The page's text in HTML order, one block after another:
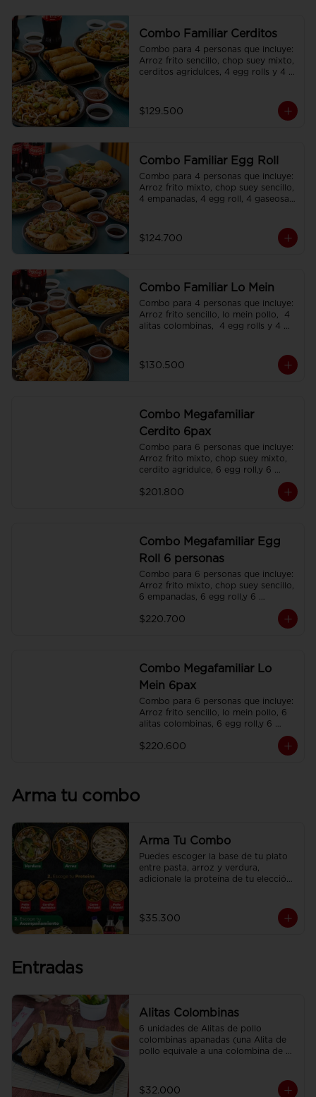
Combo Familiar Cerditos
Combo para 4 personas que incluye:
Arroz frito sencillo, chop suey mixto,
cerditos agridulces, 4 egg rolls y 4
$129.500
Combo Familiar Egg Roll
Combo para 4 personas que incluye:
Arroz frito mixto, chop suey sencillo,
4 empanadas, 4 egg roll, 4 gaseosas,
$124.700
Combo Familiar Lo Mein
Combo para 4 personas que incluye:
Arroz frito sencillo, lo mein pollo,  4
alitas colombinas,  4 egg rolls y 4
$130.500
Combo Megafamiliar
Cerdito 6pax
Combo para 6 personas que incluye:
Arroz frito mixto, chop suey mixto,
cerdito agridulce, 6 egg roll,y 6
individuales.
$201.800
Combo Megafamiliar Egg
Roll 6 personas
Combo para 6 personas que incluye:
Arroz frito mixto, chop suey sencillo,
6 empanadas, 6 egg roll,y 6
individuales.
$220.700
Combo Megafamiliar Lo
Mein 6pax
Combo para 6 personas que incluye:
Arroz frito sencillo, lo mein pollo, 6
alitas colombinas, 6 egg roll,y 6
individuales.
$220.600
Arma tu combo
Arma Tu Combo
Puedes escoger la base de tu plato
entre pasta, arroz y verdura,
adicionale la proteína de tu elección,
$35.300
Entradas
Alitas Colombinas
6 unidades de Alitas de pollo
colombinas apanadas (una Alita de
pollo equivale a una colombina de
$32.000